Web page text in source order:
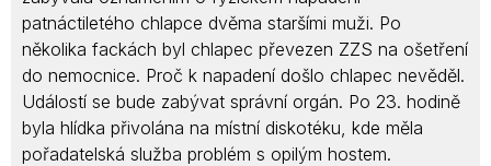
patnáctiletého chlapce dvěma staršími muži. Po
několika fackách byl chlapec převezen ZZS na ošetření
do nemocnice. Proč k napadení došlo chlapec nevěděl.
Událostí se bude zabývat správní orgán. Po 23. hodině
byla hlídka přivolána na místní diskotéku, kde měla
pořadatelská služba problém s opilým hostem.